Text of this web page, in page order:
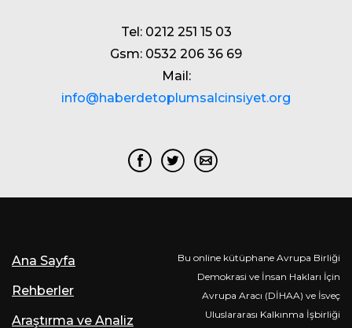
Tel: 0212 251 15 03
Gsm: 0532 206 36 69
Mail:
info@haberdetoplumsalcinsiyet.org
Ana Sayfa
Rehberler
Araştırma ve Analiz
Bu online kütüphane Avrupa Birliği
Demokrasi ve İnsan Hakları İçin
Avrupa Aracı (DİHAA) ve İsveç
Uluslararası Kalkınma İşbirliği